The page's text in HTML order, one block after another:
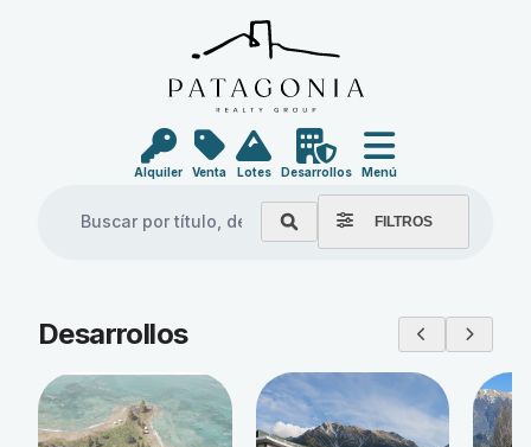
Alquiler Venta Lotes Desarrollos Menú
FILTROS
Explore our properties
Desarrollos